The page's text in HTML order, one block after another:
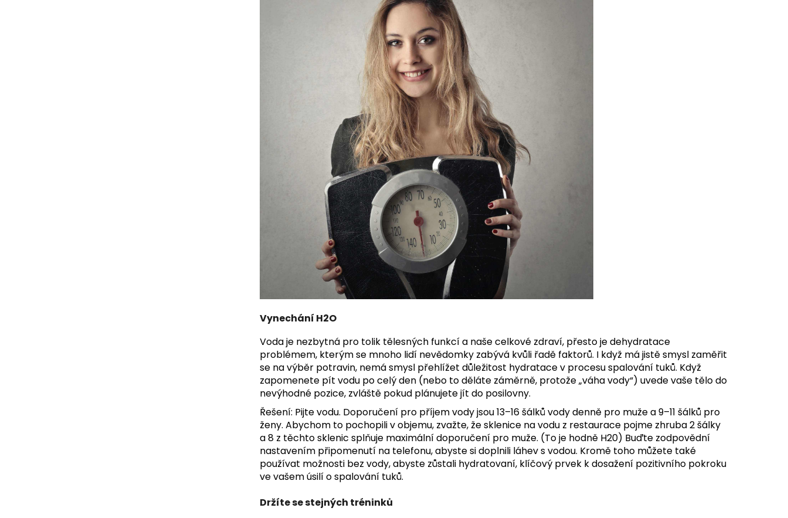
Vynechání H2O
Voda je nezbytná pro tolik tělesných funkcí a naše celkové zdraví, přesto je dehydratace
problémem, kterým se mnoho lidí nevědomky zabývá kvůli řadě faktorů. I když má jistě smysl zaměřit
se na výběr potravin, nemá smysl přehlížet důležitost hydratace v procesu spalování tuků. Když
zapomenete pít vodu po celý den (nebo to děláte záměrně, protože „váha vody“) uvede vaše tělo do
nevýhodné pozice, zvláště pokud plánujete jít do posilovny.
Řešení: Pijte vodu. Doporučení pro příjem vody jsou 13–16 šálků vody denně pro muže a 9–11 šálků pro
ženy. Abychom to pochopili v objemu, zvažte, že sklenice na vodu z restaurace pojme zhruba 2 šálky
a 8 z těchto sklenic splňuje maximální doporučení pro muže. (To je hodně H20) Buďte zodpovědní
nastavením připomenutí na telefonu, abyste si doplnili láhev s vodou. Kromě toho můžete také
používat možnosti bez vody, abyste zůstali hydratovaní, klíčový prvek k dosažení pozitivního pokroku
ve vašem úsilí o spalování tuků.
Držíte se stejných tréninků